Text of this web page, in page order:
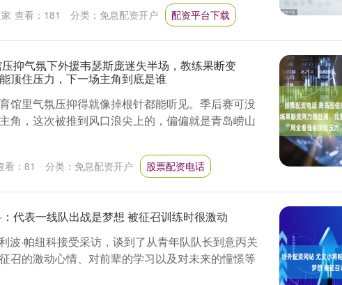
查看： 181 分类： 免息配资开户 配资平台下载
抑气氛下外援韦瑟斯庞迷失半场，教练果断变
顶住压力，下一场主角到底是谁
馆里气氛压抑得就像掉根针都能听见。季后赛可没
角，这次被推到风口浪尖上的，偏偏就是青岛崂山
看： 81 分类： 免息配资开户 股票配资电话
代表一线队出战是梦想 被征召训练时很激动
波·帕纽科接受采访，谈到了从青年队队长到意丙关
召的激动心情、对前辈的学习以及对未来的憧憬等